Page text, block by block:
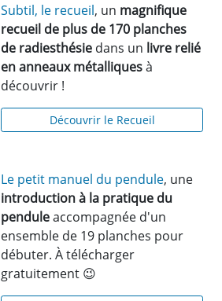
Subtil, le recueil, un magnifique
recueil de plus de 170 planches
de radiesthésie dans un livre relié
en anneaux métalliquesà
découvrir !
Découvrir le Recueil
Le petit manuel du pendule, une
introduction à la pratique du
penduleaccompagnée d'un
ensemble de 19 planches pour
débuter. À télécharger
gratuitement 😉